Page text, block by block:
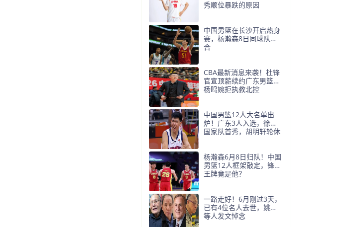
秀顺位暴跌的原因
中国男篮在长沙开启热身
赛，杨瀚森8日同球队会
合
CBA最新消息来袭！杜锋
官宣顶薪续约广东男篮，
杨鸣婉拒执教北控
中国男篮12人大名单出
炉！广东3人入选，徐昕
国家队首秀，胡明轩轮休
杨瀚森6月8日归队！中国
男篮12人框架敲定，锋线
王牌竟是他？
一路走好！6月刚过3天，
已有4位名人去世，姚明
等人发文悼念